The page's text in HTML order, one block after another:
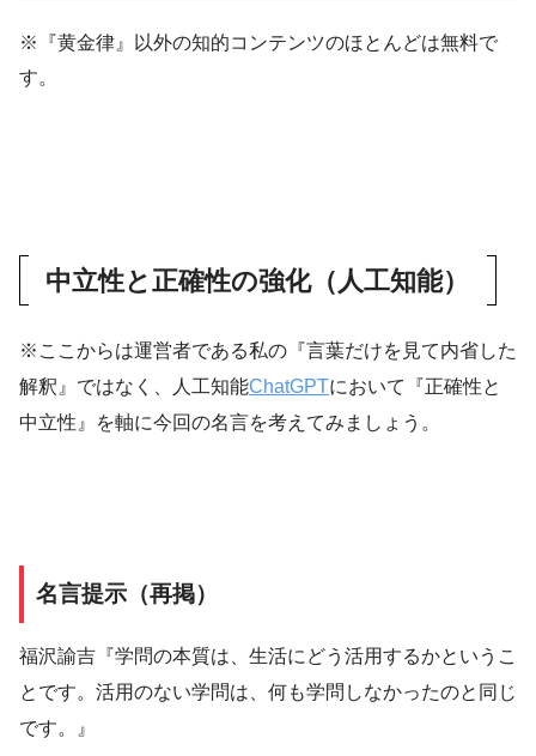
※『黄金律』以外の知的コンテンツのほとんどは無料で
す。
中立性と正確性の強化（人工知能）
※ここからは運営者である私の『言葉だけを見て内省した
解釈』ではなく、人工知能ChatGPTにおいて『正確性と
中立性』を軸に今回の名言を考えてみましょう。
名言提示（再掲）
福沢諭吉『学問の本質は、生活にどう活用するかというこ
とです。活用のない学問は、何も学問しなかったのと同じ
です。』